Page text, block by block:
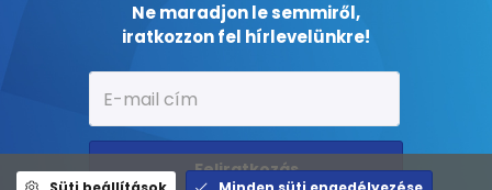
Ne maradjon le semmiről,
iratkozzon fel hírlevelünkre!
Feliratkozás